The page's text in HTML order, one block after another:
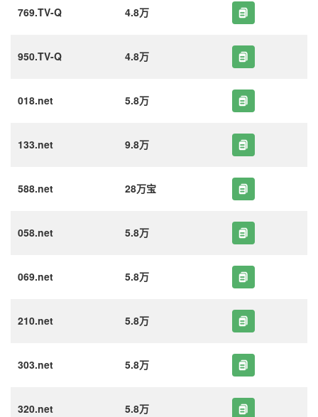
769.TV-Q 4.8万
950.TV-Q 4.8万
018.net 5.8万
133.net 9.8万
588.net 28万宝
058.net 5.8万
069.net 5.8万
210.net 5.8万
303.net 5.8万
320.net 5.8万